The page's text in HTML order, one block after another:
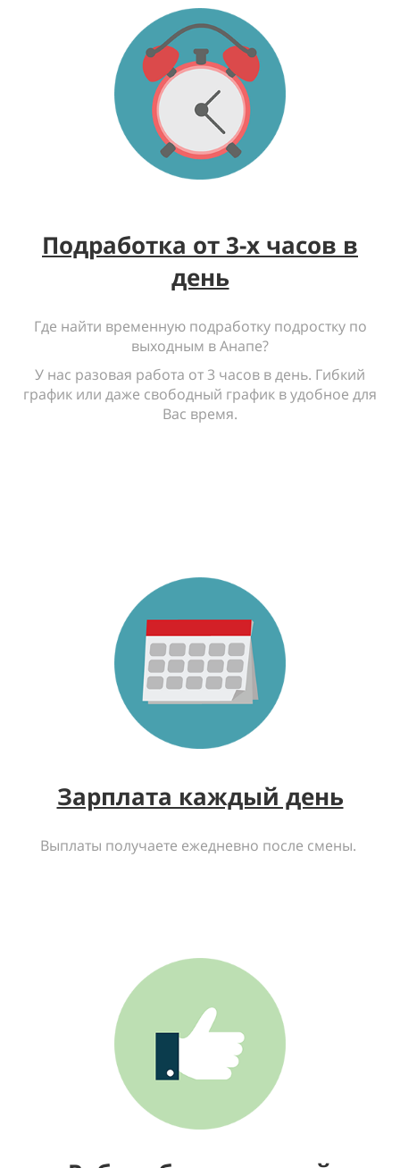
Подработка от 3-х часов в
день
Где найти временную подработку подростку по
выходным в Анапе?
У нас разовая работа от 3 часов в день. Гибкий
график или даже свободный график в удобное для
Вас время.
Зарплата каждый день
Выплаты получаете ежедневно после смены.